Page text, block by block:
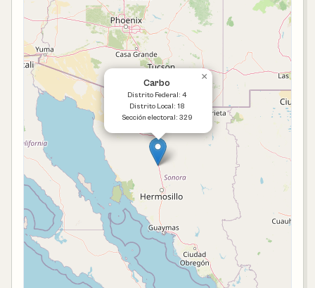
Carbo
Distrito Federal: 4
Distrito Local: 18
Sección electoral: 329
×